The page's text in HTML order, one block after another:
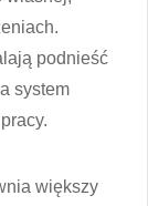
podnieść
system
większy